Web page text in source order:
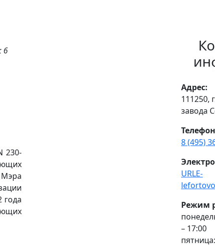
6
230-
Мэра
года
Адрес:
111250,
завода
8 (495)
URLE-
Режим
– 17:00